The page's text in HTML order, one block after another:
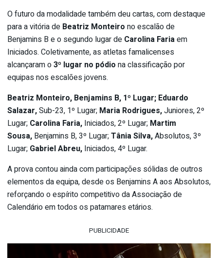
O futuro da modalidade também deu cartas, com destaque
para a vitória de Beatriz Monteiro no escalão de
Benjamins B e o segundo lugar de Carolina Fariaem
Iniciados. Coletivamente, as atletas famalicenses
alcançaram o3º lugar no pódio na classificação por
equipas nos escalões jovens.
Beatriz Monteiro, Benjamins B, 1º Lugar; Eduardo
Salazar,Sub-23, 1º Lugar; Maria Rodrigues,Juniores, 2º
Lugar; Carolina Faria, Iniciados, 2º Lugar; Martim
Sousa, Benjamins B, 3º Lugar;Tânia Silva,Absolutos, 3º
Lugar; Gabriel Abreu, Iniciados, 4º Lugar.
A prova contou ainda com participações sólidas de outros
elementos da equipa, desde os Benjamins A aos Absolutos,
reforçando o espírito competitivo da Associação de
Calendário em todos os patamares etários.
PUBLICIDADE